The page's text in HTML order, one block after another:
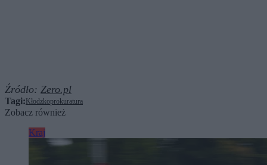
Źródło: Zero.pl
Tagi: Kłodzkoprokuratura
Zobacz również
Kraj